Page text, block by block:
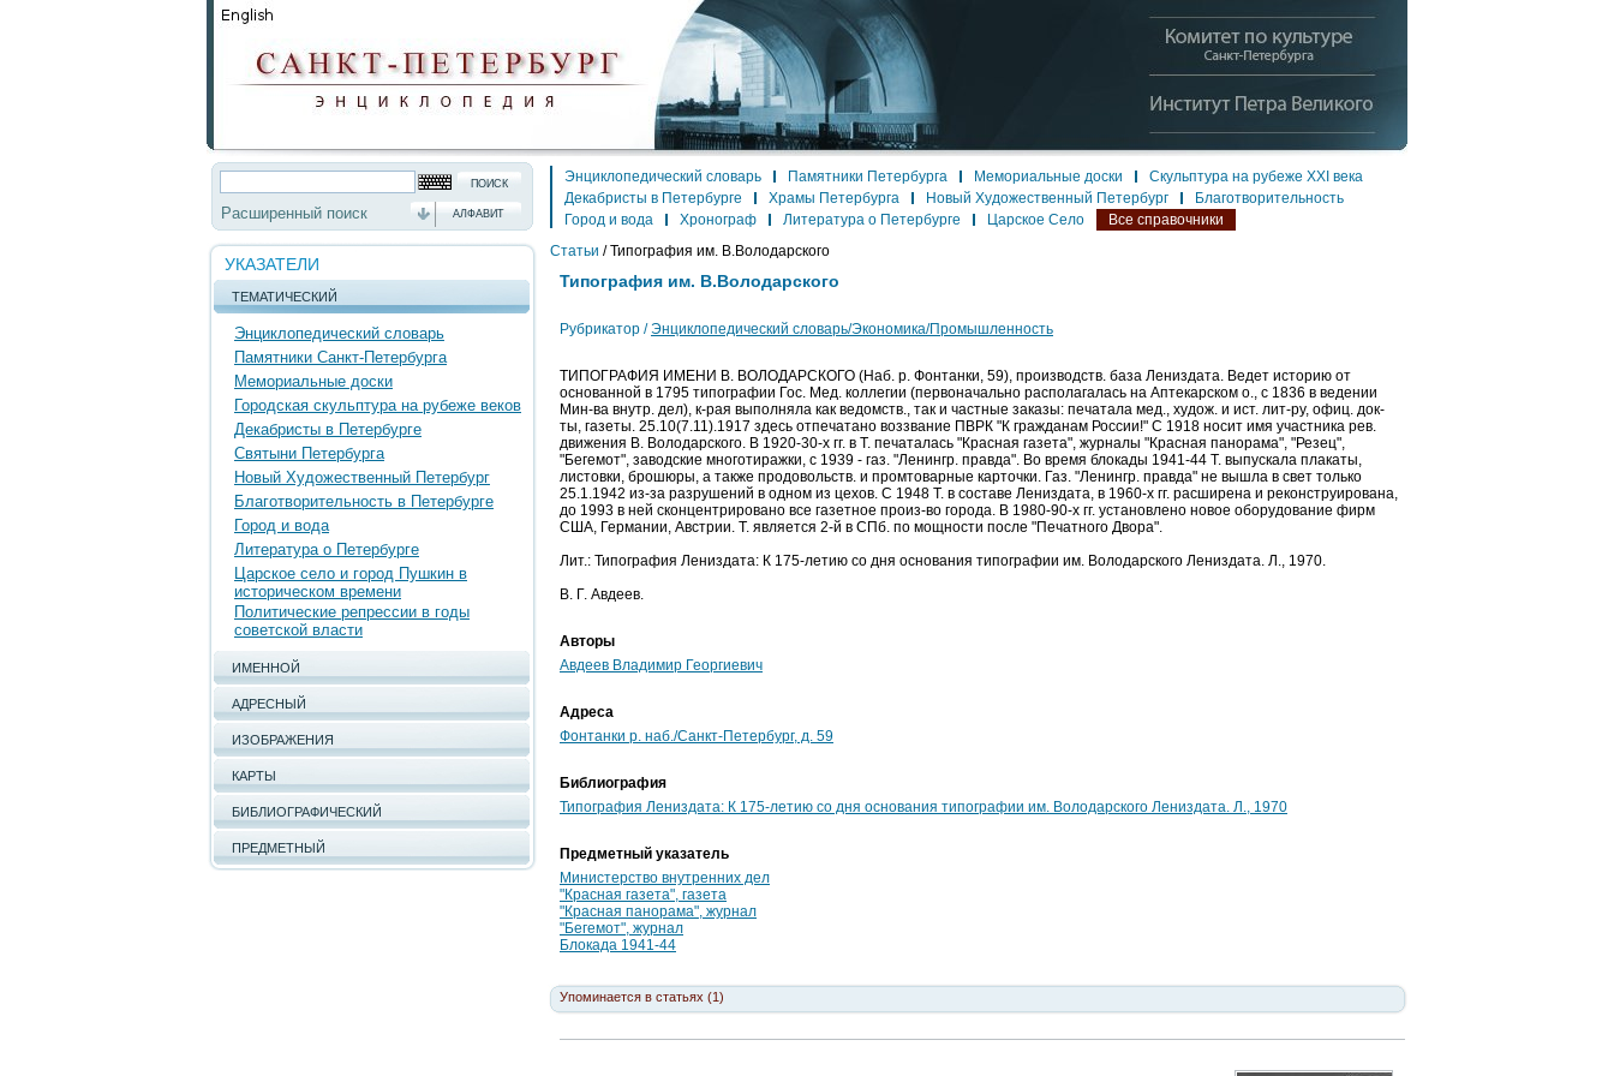
Расширенный поиск АЛФАВИТ
УКАЗАТЕЛИ
ТЕМАТИЧЕСКИЙ
Энциклопедический словарь
Памятники Санкт-Петербурга
Мемориальные доски
Городская скульптура на рубеже веков
Декабристы в Петербурге
Святыни Петербурга
Новый Художественный Петербург
Благотворительность в Петербурге
Город и вода
Литература о Петербурге
Царское село и город Пушкин в
историческом времени
Политические репрессии в годы
советской власти
ИМЕННОЙ
АДРЕСНЫЙ
ИЗОБРАЖЕНИЯ
КАРТЫ
БИБЛИОГРАФИЧЕСКИЙ
ПРЕДМЕТНЫЙ
Энциклопедический словарь Памятники Петербурга Мемориальные доски
Скульптура на рубеже XXI века
Декабристы в Петербурге
Храмы Петербурга Новый Художественный Петербург
Благотворительность
Город и вода
Хронограф Литература о Петербурге Царское Село
Все справочники
Статьи / Типография им. В.Володарского
Типография им. В.Володарского
Рубрикатор / Энциклопедический словарь/Экономика/Промышленность
ТИПОГРАФИЯ ИМЕНИ В. ВОЛОДАРСКОГО (Наб. р. Фонтанки, 59), производств. база Лениздата. Ведет историю от
основанной в 1795 типографии Гос. Мед. коллегии (первоначально располагалась на Аптекарском о., с 1836 в ведении
Мин-ва внутр. дел), к-рая выполняла как ведомств., так и частные заказы: печатала мед., худож. и ист. лит-ру, офиц. док-
ты, газеты. 25.10(7.11).1917 здесь отпечатано воззвание ПВРК "К гражданам России!" С 1918 носит имя участника рев.
движения В. Володарского. В 1920-30-х гг. в Т. печаталась "Красная газета", журналы "Красная панорама", "Резец",
"Бегемот", заводские многотиражки, с 1939 - газ. "Ленингр. правда". Во время блокады 1941-44 Т. выпускала плакаты,
листовки, брошюры, а также продовольств. и промтоварные карточки. Газ. "Ленингр. правда" не вышла в свет только
25.1.1942 из-за разрушений в одном из цехов. С 1948 Т. в составе Лениздата, в 1960-х гг. расширена и реконструирована,
до 1993 в ней сконцентрировано все газетное произ-во города. В 1980-90-х гг. установлено новое оборудование фирм
США, Германии, Австрии. Т. является 2-й в СПб. по мощности после "Печатного Двора".
Лит.: Типография Лениздата: К 175-летию со дня основания типографии им. Володарского Лениздата. Л., 1970.
В. Г. Авдеев.
Авторы
Авдеев Владимир Георгиевич
Адреса
Фонтанки р. наб./Санкт-Петербург, д. 59
Библиография
Типография Лениздата: К 175-летию со дня основания типографии им. Володарского Лениздата. Л., 1970
Предметный указатель
Министерство внутренних дел
"Красная газета", газета
"Красная панорама", журнал
"Бегемот", журнал
Блокада 1941-44
Упоминается в статьях (1)